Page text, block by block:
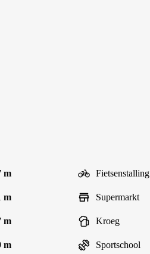
m Fietsenstalling
m Supermarkt
m Kroeg
m Sportschool